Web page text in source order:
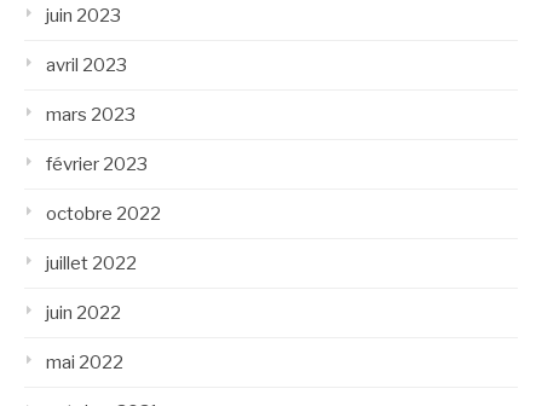
juin 2023
avril 2023
mars 2023
février 2023
octobre 2022
juillet 2022
juin 2022
mai 2022